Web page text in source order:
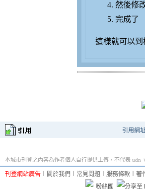
然後修
完成了
這樣就可以
引用網
本城市刊登之內容為作者個人自行提供上傳，不代表 udn
刊登網站廣告 關於我們 常見問題 服務條款 著
粉絲團